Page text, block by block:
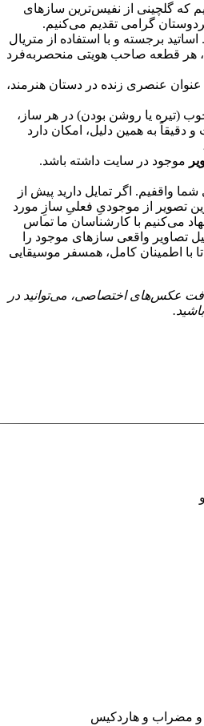
که گلچینی از نفیس‌ترین سازهای
گرامی تقدیم می‌کنیم.
برجسته و با استفاده از متریال
هر قطعه صاحب هویتی منحصر‌به‌فرد
عنصری زنده در دستان هنرمند،
(تیره یا روشن بودن) در هر ساز،
دقیقاً به همین دلیل، امکان دارد
موجود در سایت داشته باشد.
واقفیم. اگر تمایل دارید پیش از
تصویر از موجودیِ فعلیِ سازِ مورد
می‌کنیم با کارشناسان ما تماس
تصاویر واقعی سازهای موجود را
با اطمینان کامل، همسفر موسیقایی
عکس‌های اختصاصی، می‌توانید در
و مضراب و هاردکیس